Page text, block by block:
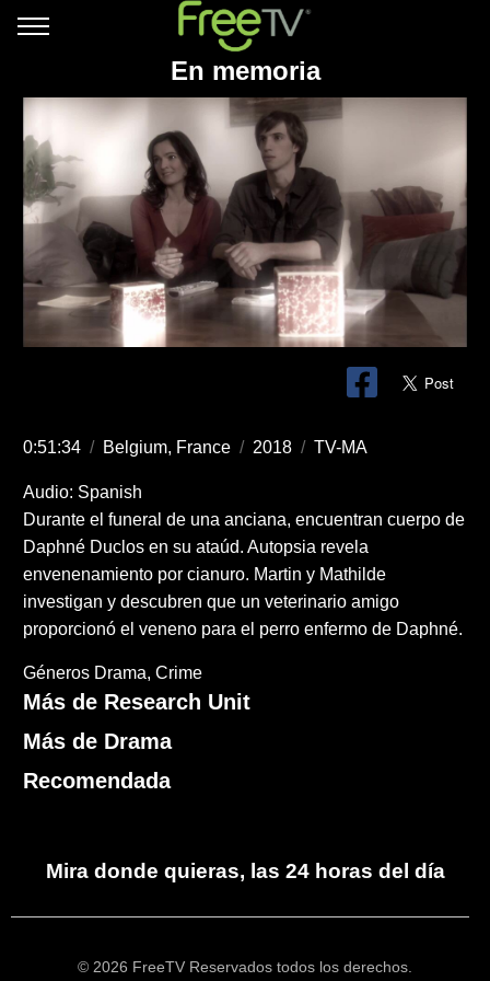
En memoria
0:51:34 / Belgium, France / 2018 / TV-MA
Audio: Spanish
Durante el funeral de una anciana, encuentran cuerpo de
Daphné Duclos en su ataúd. Autopsia revela
envenenamiento por cianuro. Martin y Mathilde
investigan y descubren que un veterinario amigo
proporcionó el veneno para el perro enfermo de Daphné.
Géneros Drama Crime
Más de Research Unit
Más de Drama
Recomendada
Mira donde quieras, las 24 horas del día
© 2026 FreeTV Reservados todos los derechos.